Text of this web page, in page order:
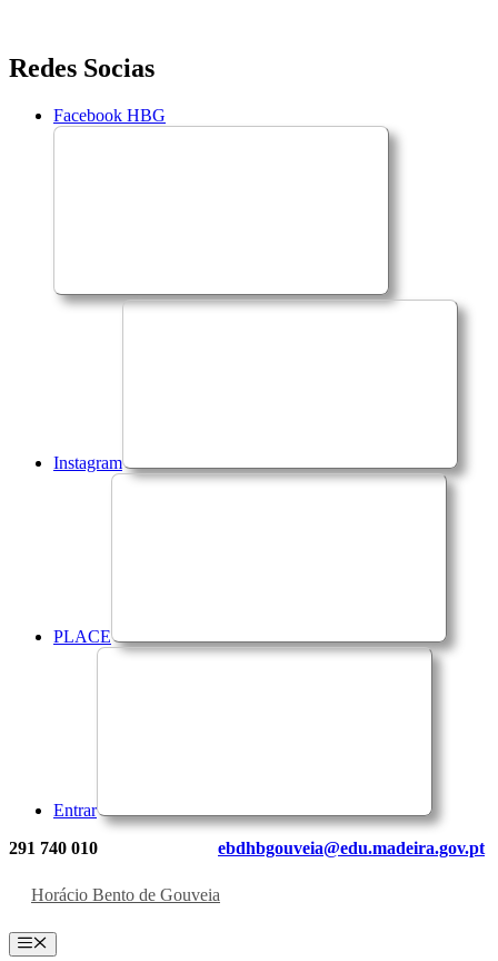
Saltar
para
conteúdo
Redes Socias
Facebook HBG
Instagram
PLACE
Entrar
291 740 010 ebdhbgouveia@edu.madeira.gov.pt
Horácio Bento de Gouveia
Menu